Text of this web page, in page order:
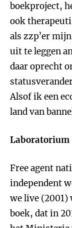
boekproject,
ook
als zzp’er
uit te leggen
daar oprecht
Alsof ik een
land van
Laboratorium
Free agent
independent
we live (2001)
boek, dat in